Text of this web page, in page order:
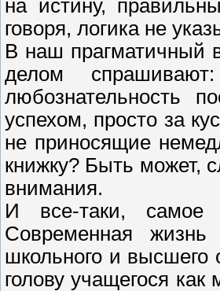
на истину,
говоря, логика не
В наш прагматичный
делом
любознательность
успехом, просто за
не приносящие
книжку? Быть может,
внимания.
И все-таки, самое
Современная жизнь
школьного и высшего
голову учащегося